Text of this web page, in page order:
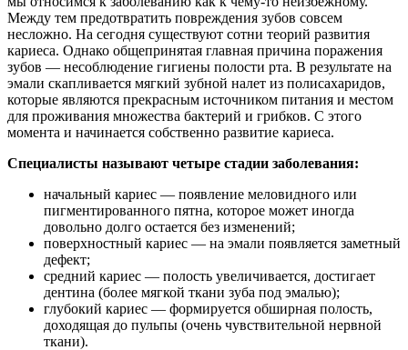
Между тем предотвратить повреждения зубов совсем
несложно. На сегодня существуют сотни теорий развития
кариеса. Однако общепринятая главная причина поражения
зубов — несоблюдение гигиены полости рта. В результате на
эмали скапливается мягкий зубной налет из полисахаридов,
которые являются прекрасным источником питания и местом
для проживания множества бактерий и грибков. С этого
момента и начинается собственно развитие кариеса.
Специалисты называют четыре стадии заболевания:
начальный кариес — появление меловидного или
пигментированного пятна, которое может иногда
довольно долго остается без изменений;
поверхностный кариес — на эмали появляется заметный
дефект;
средний кариес — полость увеличивается, достигает
дентина (более мягкой ткани зуба под эмалью);
глубокий кариес — формируется обширная полость,
доходящая до пульпы (очень чувствительной нервной
ткани).